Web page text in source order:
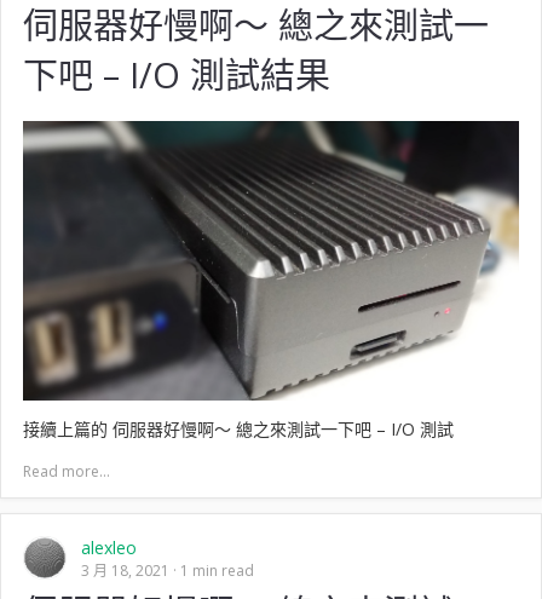
伺服器好慢啊～ 總之來測試一
下吧 – I/O 測試結果
接續上篇的 伺服器好慢啊～ 總之來測試一下吧 – I/O 測試
Read more...
alexleo
3 月 18, 2021 1 min read